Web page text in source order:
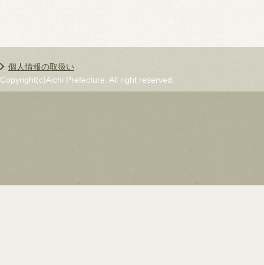
個人情報の取扱い
Copyright(c)Aichi Prefecture. All right reserved.